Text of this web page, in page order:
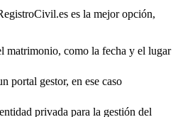
es la mejor opción,
matrimonio, como la fecha y el lugar
portal gestor, en ese caso
privada para la gestión del